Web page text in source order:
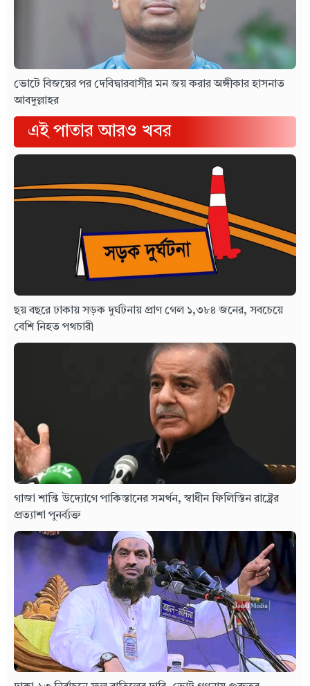
ভোটে বিজয়ের পর দেবিদ্বারবাসীর মন জয় করার অঙ্গীকার হাসনাত
আবদুল্লাহর
এই পাতার আরও খবর
ছয় বছরে ঢাকায় সড়ক দুর্ঘটনায় প্রাণ গেল ১,৩৮৪ জনের, সবচেয়ে
বেশি নিহত পথচারী
গাজা শান্তি উদ্যোগে পাকিস্তানের সমর্থন, স্বাধীন ফিলিস্তিন রাষ্ট্রের
প্রত্যাশা পুনর্ব্যক্ত